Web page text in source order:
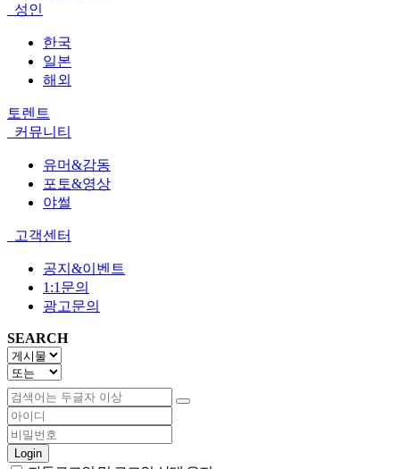
성인
한국
일본
해외
토렌트
커뮤니티
유머&감동
포토&영상
야썰
고객센터
공지&이벤트
1:1문의
광고문의
SEARCH
Login